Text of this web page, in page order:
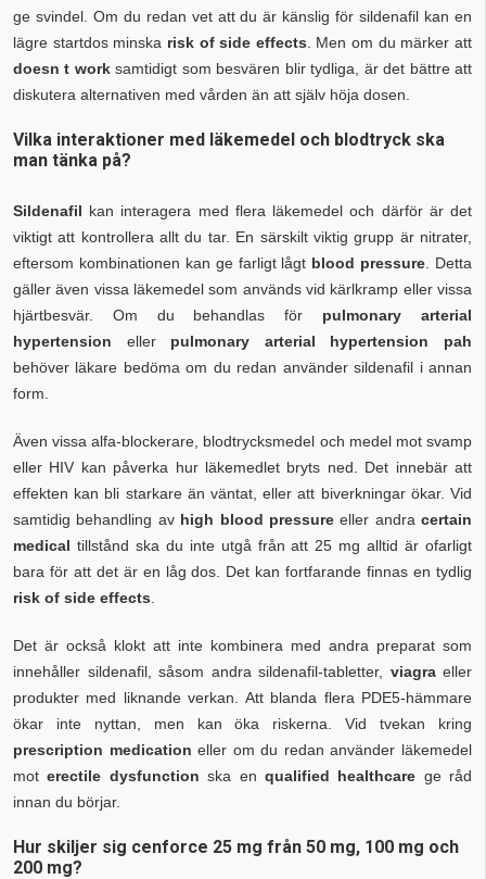
ge svindel. Om du redan vet att du är känslig för sildenafil kan en
lägre startdos minska risk of side effects . Men om du märker att
doesn t worksamtidigt som besvären blir tydliga, är det bättre att
diskutera alternativen med vården än att själv höja dosen.
Vilka interaktioner med läkemedel och blodtryck ska
man tänka på?
Sildenafil kan interagera med flera läkemedel och därför är det
viktigt att kontrollera allt du tar. En särskilt viktig grupp är nitrater,
eftersom kombinationen kan ge farligt lågt blood pressure . Detta
gäller även vissa läkemedel som används vid kärlkramp eller vissa
hjärtbesvär. Om du behandlas för pulmonary arterial
hypertension eller pulmonary arterial hypertension pah
behöver läkare bedöma om du redan använder sildenafil i annan
form.
Även vissa alfa-blockerare, blodtrycksmedel och medel mot svamp
eller HIV kan påverka hur läkemedlet bryts ned. Det innebär att
effekten kan bli starkare än väntat, eller att biverkningar ökar. Vid
samtidig behandling av high blood pressureeller andra certain
medical tillstånd ska du inte utgå från att 25 mg alltid är ofarligt
bara för att det är en låg dos. Det kan fortfarande finnas en tydlig
risk of side effects
Det är också klokt att inte kombinera med andra preparat som
innehåller sildenafil, såsom andra sildenafil-tabletter, viagraeller
produkter med liknande verkan. Att blanda flera PDE5-hämmare
ökar inte nyttan, men kan öka riskerna. Vid tvekan kring
prescription medication eller om du redan använder läkemedel
moterectile dysfunction ska en qualified healthcare ge råd
innan du börjar.
Hur skiljer sig cenforce 25 mg från 50 mg, 100 mg och
200 mg?